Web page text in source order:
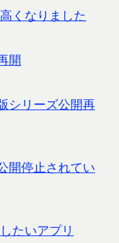
くなりました
開
シリーズ公開再
開停止されてい
たいアプリ